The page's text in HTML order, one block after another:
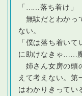
「
…落ち着け」
無駄だとわかっ
ない。
「僕は落ち着い
に助けなきゃ
…
姉さん女房の頭
えて考えない。第
はわかりきってい